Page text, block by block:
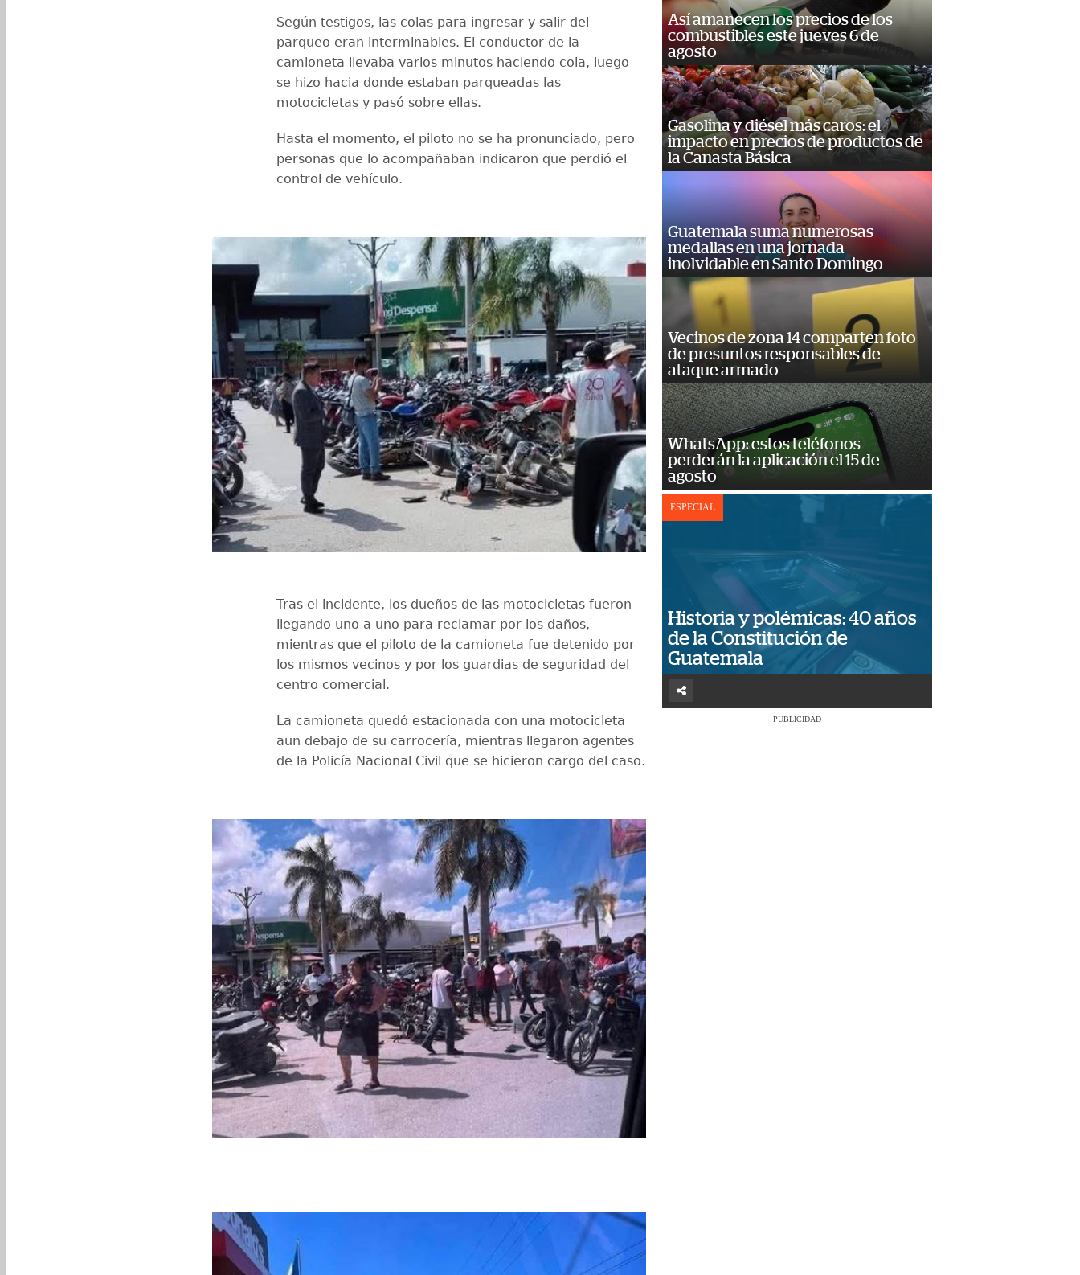
Según testigos, las colas para ingresar y salir del
parqueo eran interminables. El conductor de la
camioneta llevaba varios minutos haciendo cola, luego
se hizo hacia donde estaban parqueadas las
motocicletas y pasó sobre ellas.
Hasta el momento, el piloto no se ha pronunciado, pero
personas que lo acompañaban indicaron que perdió el
control de vehículo.
Tras el incidente, los dueños de las motocicletas fueron
llegando uno a uno para reclamar por los daños,
mientras que el piloto de la camioneta fue detenido por
los mismos vecinos y por los guardias de seguridad del
centro comercial.
La camioneta quedó estacionada con una motocicleta
aun debajo de su carrocería, mientras llegaron agentes
de la Policía Nacional Civil que se hicieron cargo del caso.
Así amanecen los precios de los
combustibles este jueves 6 de
agosto
Gasolina y diésel más caros: el
impacto en precios de productos de
la Canasta Básica
Guatemala suma numerosas
medallas en una jornada
inolvidable en Santo Domingo
Vecinos de zona 14 comparten foto
de presuntos responsables de
ataque armado
WhatsApp: estos teléfonos
perderán la aplicación el 15 de
agosto
ESPECIAL
Historia y polémicas: 40 años
de la Constitución de
Guatemala
PUBLICIDAD